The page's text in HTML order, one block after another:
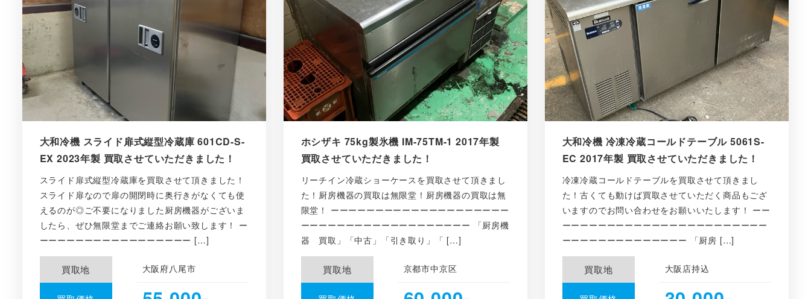
大和冷機 スライド扉式縦型冷蔵庫 601CD-S-
EX 2023年製 買取させていただきました！
スライド扉式縦型冷蔵庫を買取させて頂きました！
スライド扉なので扉の開閉時に奥行きがなくても使
えるのが◎ご不要になりました厨房機器がございま
したら、ぜひ無限堂までご連絡お願い致します！ ー
ーーーーーーーーーーーーーーーーー […]
買取地 大阪府八尾市
ホシザキ 75kg製氷機 IM-75TM-1 2017年製
買取させていただきました！
リーチイン冷蔵ショーケースを買取させて頂きまし
た！厨房機器の買取は無限堂！厨房機器の買取は無
限堂！ ーーーーーーーーーーーーーーーーーーーー
ーーーーーーーーーーーーーーーーーーー 「厨房機
器 買取」「中古」「引き取り」「 […]
買取地 京都市中京区
大和冷機 冷凍冷蔵コールドテーブル 5061S-
EC 2017年製 買取させていただきました！
冷凍冷蔵コールドテーブルを買取させて頂きまし
た！古くても動けば買取させていただく商品もござ
いますのでお問い合わせをお願いいたします！ ーー
ーーーーーーーーーーーーーーーーーーーーーーー
ーーーーーーーーーーーーーー 「厨房 […]
買取地 大阪店持込